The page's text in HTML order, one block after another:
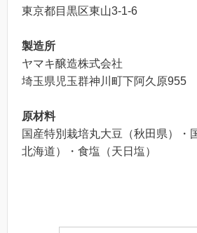
東京都目黒区東山3-1-6
製造所
ヤマキ醸造株式会社
埼玉県児玉群神川町下阿久原955
原材料
国産特別栽培丸大豆（秋田県）・
北海道）・食塩（天日塩）